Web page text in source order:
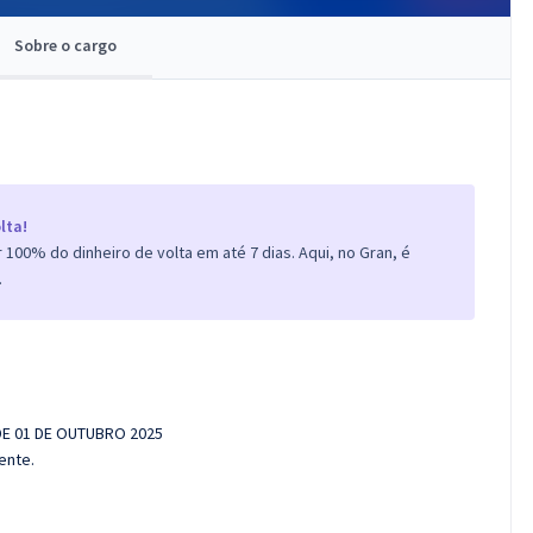
Sobre o cargo
do dinheiro de volta em até 7 dias. Aqui, no Gran, é
01 DE OUTUBRO 2025